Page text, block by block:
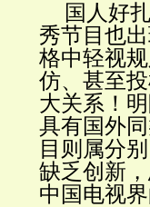
国人好
秀节目也
格中轻视
仿、甚至
大关系！
具有国外
目则属分
缺乏创新
中国电视界